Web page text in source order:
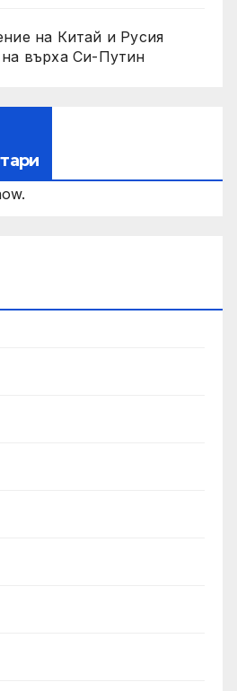
на Китай и Русия
върха Си-Путин